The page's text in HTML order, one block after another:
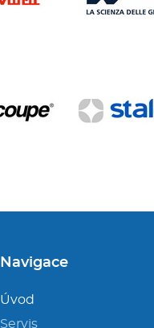
Navigace
Úvod
Servis